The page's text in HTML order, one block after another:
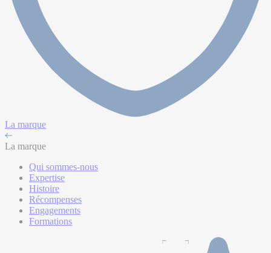
La marque
La marque
Qui sommes-nous
Expertise
Histoire
Récompenses
Engagements
Formations